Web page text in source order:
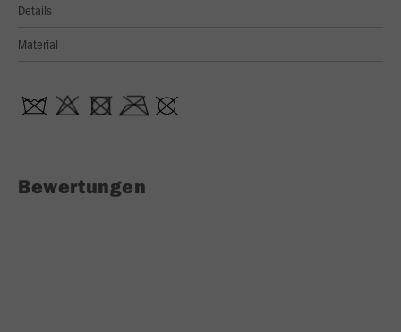
Details
Material
Bewertungen